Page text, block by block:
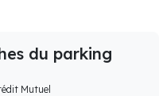
du parking
Mutuel